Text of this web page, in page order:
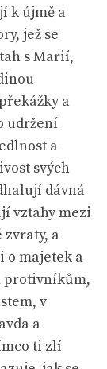
k újmě a
jež se
s Marií,
a
udržení
a
svých
dávná
vztahy mezi
zvraty, a
o majetek a
protivníkům,
v
a
ti zlí